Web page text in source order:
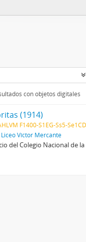
con objetos digitales
(1914)
F1400-S1EG-Ss5-
Liceo Víctor Mercante
del Colegio Nacional de